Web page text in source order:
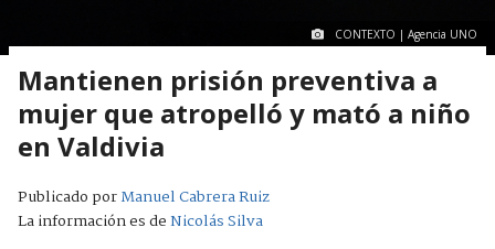
CONTEXTO | Agencia UNO
Mantienen prisión preventiva a
mujer que atropelló y mató a niño
en Valdivia
Publicado porManuel Cabrera Ruiz
La información es deNicolás Silva